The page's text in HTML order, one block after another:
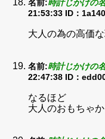
名前:時計じかけの
21:53:33 ID：
大人の為の高価
名前:時計じかけの
22:47:38 ID：
なるほど
大人のおもちゃか